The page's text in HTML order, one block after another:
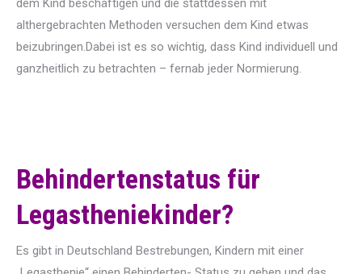
dem Kind beschäftigen und die stattdessen mit
althergebrachten Methoden versuchen dem Kind etwas
beizubringen.Dabei ist es so wichtig, dass Kind individuell und
ganzheitlich zu betrachten – fernab jeder Normierung.
Behindertenstatus für
Legastheniekinder?
Es gibt in Deutschland Bestrebungen, Kindern mit einer